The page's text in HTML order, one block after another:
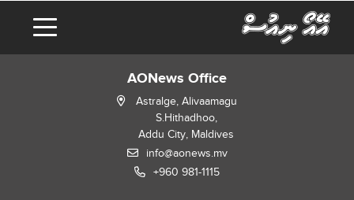
AONews Office
Astralge, Alivaamagu
S.Hithadhoo,
Addu City, Maldives
info@aonews.mv
+960 981-1115